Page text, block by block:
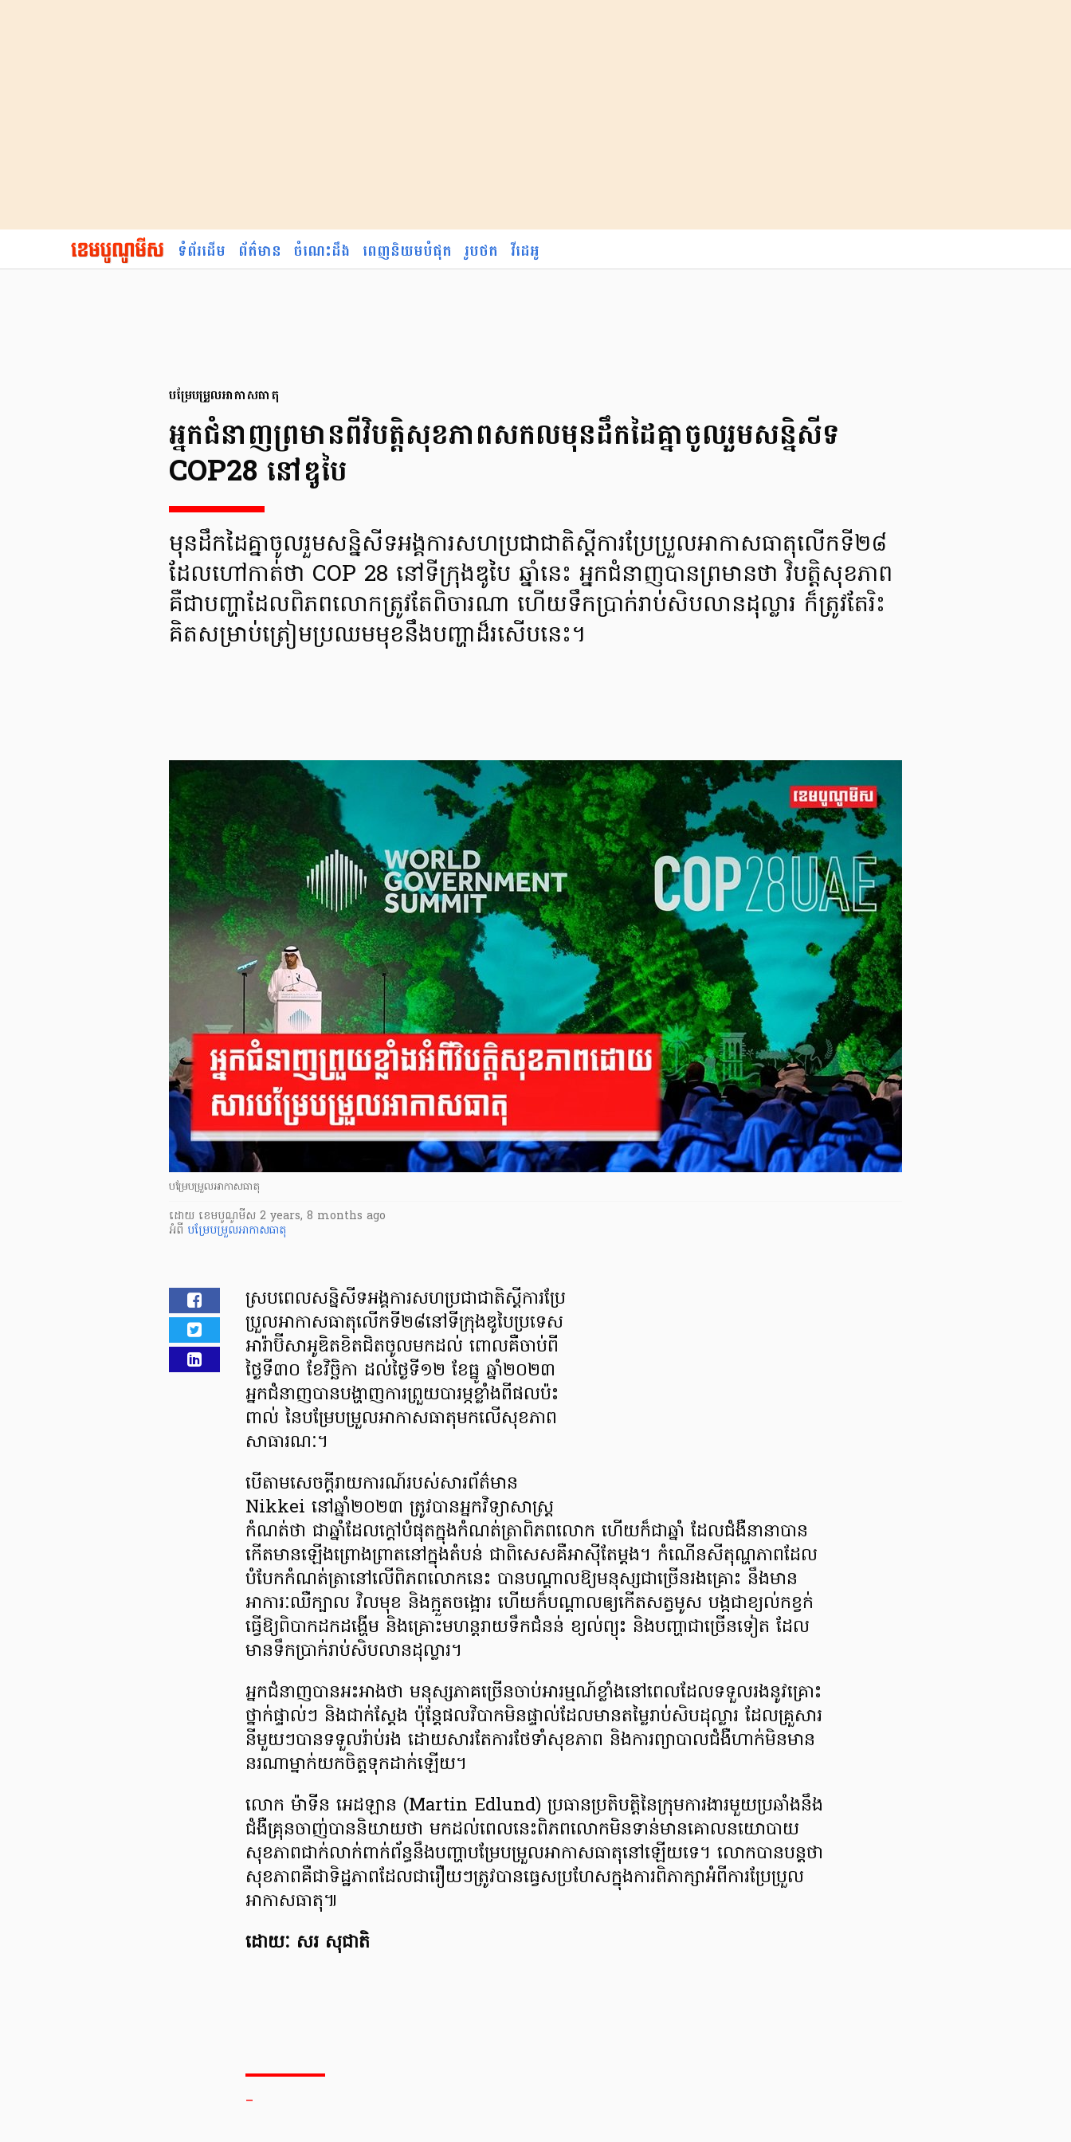
ទំព័រដើម ព័ត៌មាន ចំណេះដឹង ពេញនិយមបំផុត រូបថត វីដេអូ
បម្រែបម្រួលអាកាសធាតុ
អ្នកជំនាញព្រមានពីវិបត្តិសុខភាពសកលមុនដឹកដៃគ្នាចូលរួមសន្និសីទ
COP28 នៅឌូបៃ
មុនដឹកដៃគ្នាចូលរួមសន្និសីទអង្គការសហប្រជាជាតិស្តីការប្រែប្រួលអាកាសធាតុលើកទី២៨
ដែលហៅកាត់ថា COP 28 នៅទីក្រុងឌូបៃ ឆ្នាំនេះ អ្នកជំនាញបានព្រមានថា វិបត្តិសុខភាព
គឺជាបញ្ហាដែលពិភពលោកត្រូវតែពិចារណា ហើយទឹកប្រាក់រាប់សិបលានដុល្លារ ក៏ត្រូវតែរិះ
គិតសម្រាប់ត្រៀមប្រឈមមុខនឹងបញ្ហាដ៏រសើបនេះ។
បម្រែបម្រួលអាកាសធាតុ
ដោយ ​ ខេមបូណូមីស 2 years, 8 months ago
អំពី បម្រែបម្រួលអាកាសធាតុ
ស្របពេលសន្និសីទអង្គការសហប្រជាជាតិស្តីការប្រែ
ប្រួលអាកាសធាតុលើកទី២៨នៅទីក្រុងឌូបៃប្រទេស
អារ៉ាប៊ីសាអូឌិតខិតជិតចូលមកដល់ ពោលគឺចាប់ពី
ថ្ងៃទី៣០ ខែវិច្ឆិកា ដល់ថ្ងៃទី១២ ខែធ្នូ ឆ្នាំ២០២៣
អ្នកជំនាញបានបង្ហាញការព្រួយបារម្ភខ្លាំងពីផលប៉ះ
ពាល់ នៃបម្រែបម្រួលអាកាសធាតុមកលើសុខភាព
សាធារណៈ។
បើតាមសេចក្តីរាយការណ៍របស់សារព័ត៌មាន
Nikkei នៅឆ្នាំ២០២៣ ត្រូវបានអ្នកវិទ្យាសាស្រ្ត
កំណត់ថា ជាឆ្នាំដែលក្តៅបំផុតក្នុងកំណត់ត្រាពិភពលោក ហើយក៏ជាឆ្នាំ ដែលជំងឺនានាបាន
កើតមានឡើងព្រោងព្រាតនៅក្នុងតំបន់ ជាពិសេសគឺអាស៊ីតែម្តង។ កំណើនសីតុណ្ហភាពដែល
បំបែកកំណត់ត្រានៅលើពិភពលោកនេះ បានបណ្តាលឱ្យមនុស្សជាច្រើនរងគ្រោះ នឹងមាន
អាការៈឈឺក្បាល វិលមុខ និងក្អួតចង្អោរ ហើយក៏បណ្តាលឲ្យកើតសត្វមូស បង្កជាខ្យល់កខ្វក់
ធ្វើឱ្យពិបាកដកដង្ហើម និងគ្រោះមហន្តរាយទឹកជំនន់ ខ្យល់ព្យុះ និងបញ្ហាជាច្រើនទៀត ដែល
មានទឹកប្រាក់រាប់សិបលានដុល្លារ។
អ្នកជំនាញបានអះអាងថា មនុស្សភាគច្រើនចាប់អារម្មណ៍ខ្លាំងនៅពេលដែលទទួលរងនូវគ្រោះ
ថ្នាក់ផ្ទាល់ៗ និងជាក់ស្តែង ប៉ុន្តែផលវិបាកមិនផ្ទាល់ដែលមានតម្លៃរាប់សិបដុល្លារ ដែលគ្រួសារ
នីមួយៗបានទទួលរ៉ាប់រង ដោយសារតែការថែទាំសុខភាព និងការព្យាបាលជំងឺហាក់មិនមាន
នរណាម្នាក់យកចិត្តទុកដាក់ឡើយ។
លោក ម៉ាទីន អេដឡាន (Martin Edlund) ប្រធានប្រតិបត្តិនៃក្រុមការងារមួយប្រឆាំងនឹង
ជំងឺគ្រុនចាញ់បាននិយាយថា មកដល់ពេលនេះពិភពលោកមិនទាន់មានគោលនយោបាយ
សុខភាពជាក់លាក់ពាក់ព័ន្ធនឹងបញ្ហាបម្រែបម្រួលអាកាសធាតុនៅឡើយទេ។ លោកបានបន្តថា
សុខភាពគឺជាទិដ្ឋភាពដែលជារឿយៗត្រូវបានធ្វេសប្រហែសក្នុងការពិភាក្សាអំពីការប្រែប្រួល
អាកាសធាតុ៕
ដោយៈ សរ សុជាតិ
_